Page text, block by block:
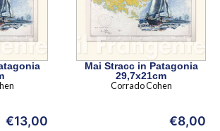
€13,00
Mai Stracc in Patagonia
29,7x21cm
Corrado Cohen
€8,00